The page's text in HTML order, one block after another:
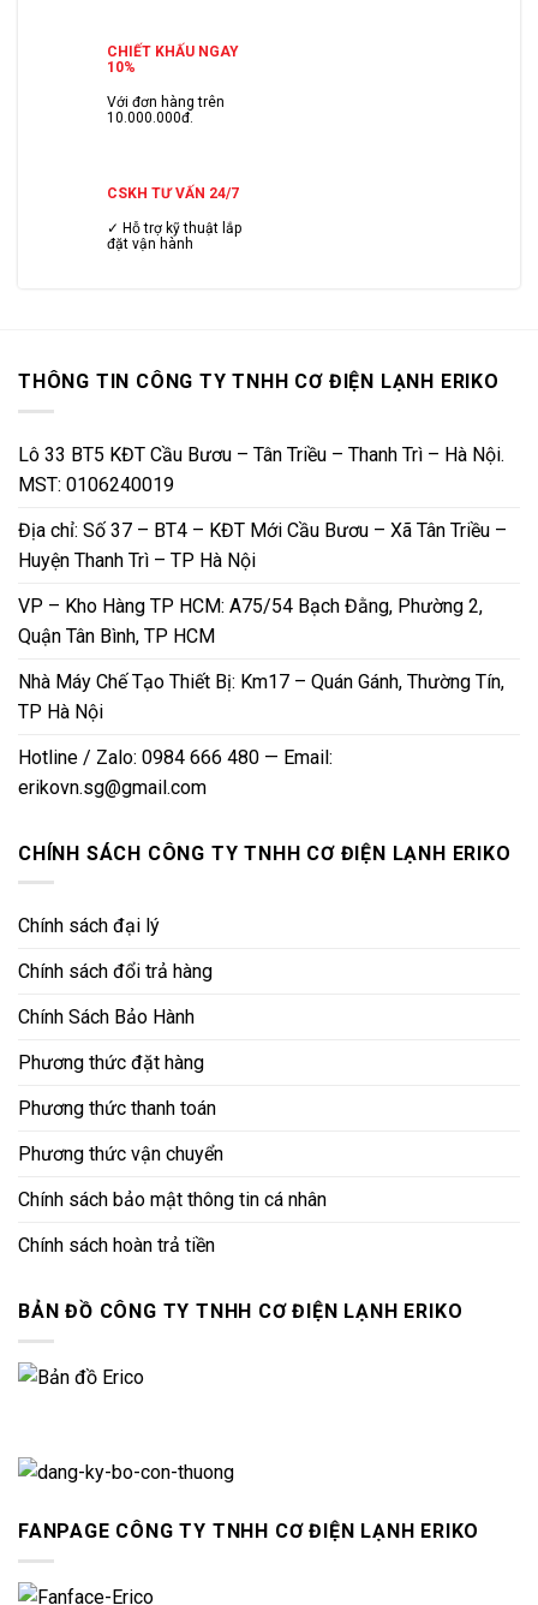
CHIẾT KHẤU NGAY
10%
Với đơn hàng trên
10.000.000đ.
CSKH TƯ VẤN 24/7
✓ Hỗ trợ kỹ thuật lắp
đặt vận hành
THÔNG TIN CÔNG TY TNHH CƠ ĐIỆN LẠNH ERIKO
Lô 33 BT5 KĐT Cầu Bươu – Tân Triều – Thanh Trì – Hà Nội.
MST: 0106240019
Địa chỉ: Số 37 – BT4 – KĐT Mới Cầu Bươu – Xã Tân Triều –
Huyện Thanh Trì – TP Hà Nội
VP – Kho Hàng TP HCM: A75/54 Bạch Đằng, Phường 2,
Quận Tân Bình, TP HCM
Nhà Máy Chế Tạo Thiết Bị: Km17 – Quán Gánh, Thường Tín,
TP Hà Nội
Hotline / Zalo: 0984 666 480 — Email:
erikovn.sg@gmail.com
CHÍNH SÁCH CÔNG TY TNHH CƠ ĐIỆN LẠNH ERIKO
Chính sách đại lý
Chính sách đổi trả hàng
Chính Sách Bảo Hành
Phương thức đặt hàng
Phương thức thanh toán
Phương thức vận chuyển
Chính sách bảo mật thông tin cá nhân
Chính sách hoàn trả tiền
BẢN ĐỒ CÔNG TY TNHH CƠ ĐIỆN LẠNH ERIKO
FANPAGE CÔNG TY TNHH CƠ ĐIỆN LẠNH ERIKO